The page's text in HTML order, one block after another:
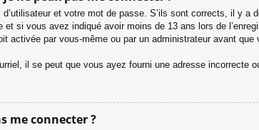
et votre mot de passe. S’ils sont corrects, il y a
si vous avez indiqué avoir moins de 13 ans lors de
activée par vous-même ou par un administrateur avant
il se peut que vous ayez fourni une adresse incorrecte
me connecter ?